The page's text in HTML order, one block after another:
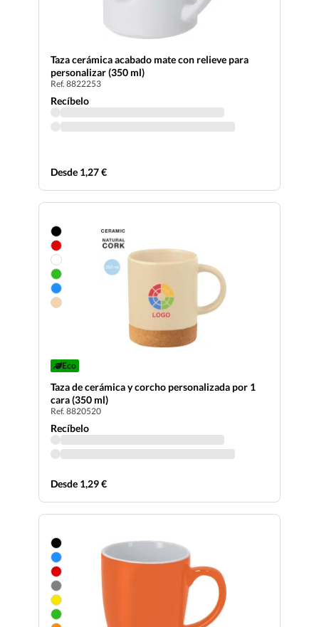
Taza cerámica acabado mate con relieve para
personalizar (350 ml)
Ref. 8822253
Recíbelo
Desde 1,27 €
Eco
Taza de cerámica y corcho personalizada por 1
cara (350 ml)
Ref. 8820520
Recíbelo
Desde 1,29 €